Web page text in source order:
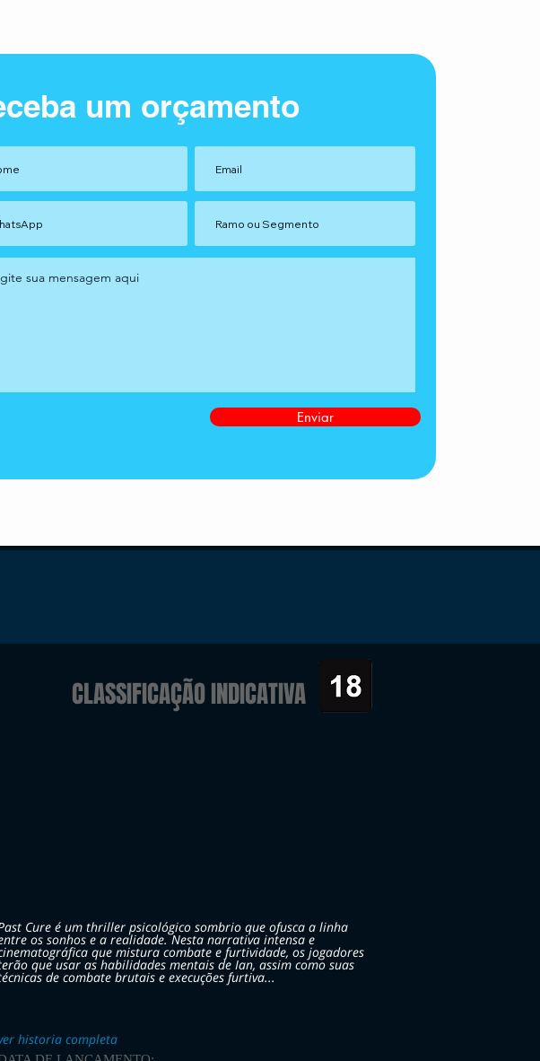
um orçamento
Enviar
CLASSIFICAÇÃO INDICATIVA
Cure é um thriller psicológico sombrio que ofusca a linha
os sonhos e a realidade. Nesta narrativa intensa e
que mistura combate e furtividade, os jogadores
que usar as habilidades mentais de Ian, assim como suas
de combate brutais e execuções furtiva...
historia completa